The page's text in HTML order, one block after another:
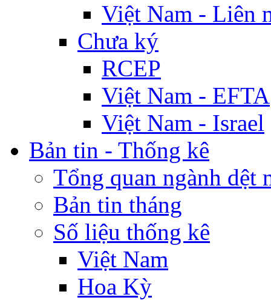
Việt Nam - Liên
Chưa ký
RCEP
Việt Nam - EFTA
Việt Nam - Israel
Bản tin - Thống kê
Tổng quan ngành dệt
Bản tin tháng
Số liệu thống kê
Việt Nam
Hoa Kỳ